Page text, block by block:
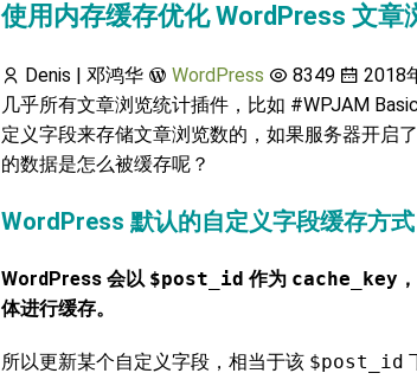
使用内存缓存优化 WordPress 文章
Denis | 邓鸿华 WordPress 8349
2018
几乎所有文章浏览统计插件，比如 #WPJAM
定义字段来存储文章浏览数的，如果服务器开启
的数据是怎么被缓存呢？
WordPress 默认的自定义字段缓存方式
WordPress 会以 $post_id 作为 cache_key ，
体进行缓存。
所以更新某个自定义字段，相当于该 $post_id